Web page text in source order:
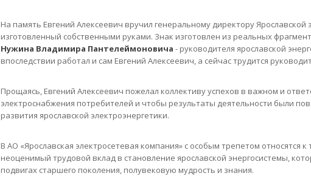
На память Евгений Алексеевич вручил генеральному директору
изготовленный собственными руками. Знак изготовлен из реальных
Нужина Владимира Пантелеймоновича - руководителя ярославской
впоследствии работал и сам Евгений Алексеевич, а сейчас трудится
Прощаясь, Евгений Алексеевич пожелал коллективу успехов в важном и
электроснабжения потребителей и чтобы результаты деятельности были
развития ярославской электроэнергетики.
В АО «Ярославская электросетевая компания» с особым трепетом относятся
неоценимый трудовой вклад в становление ярославской энергосистемы,
подвигах старшего поколения, полувековую мудрость и знания.